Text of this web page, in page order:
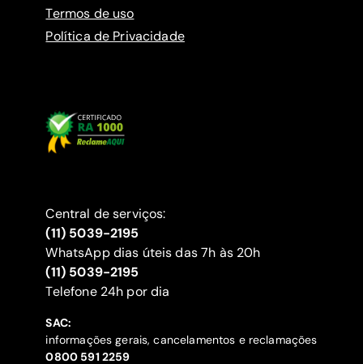
Termos de uso
Política de Privacidade
Central de serviços:
(11) 5039-2195
WhatsApp dias úteis das 7h às 20h
(11) 5039-2195
‍Telefone 24h por dia
SAC:
informações gerais, cancelamentos e reclamações
‍0800 591 2259